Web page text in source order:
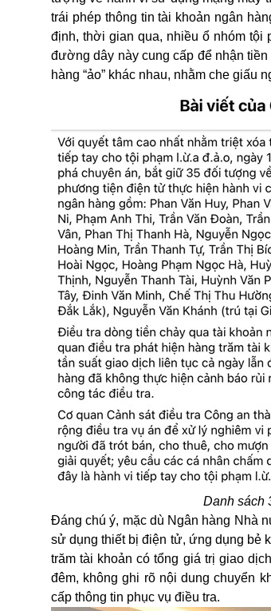
trái phép thông tin tài khoản ngân
định, thời gian qua, nhiều ổ nhóm tội
đường dây này cung cấp để nhận
hàng “ảo” khác nhau, nhằm che giấu
Danh sách
Đáng chú ý, mặc dù Ngân hàng Nhà
sử dụng thiết bị điện tử, ứng dụng bẻ
trăm tài khoản có tổng giá trị giao
đêm, không ghi rõ nội dung chuyển
cấp thông tin phục vụ điều tra.